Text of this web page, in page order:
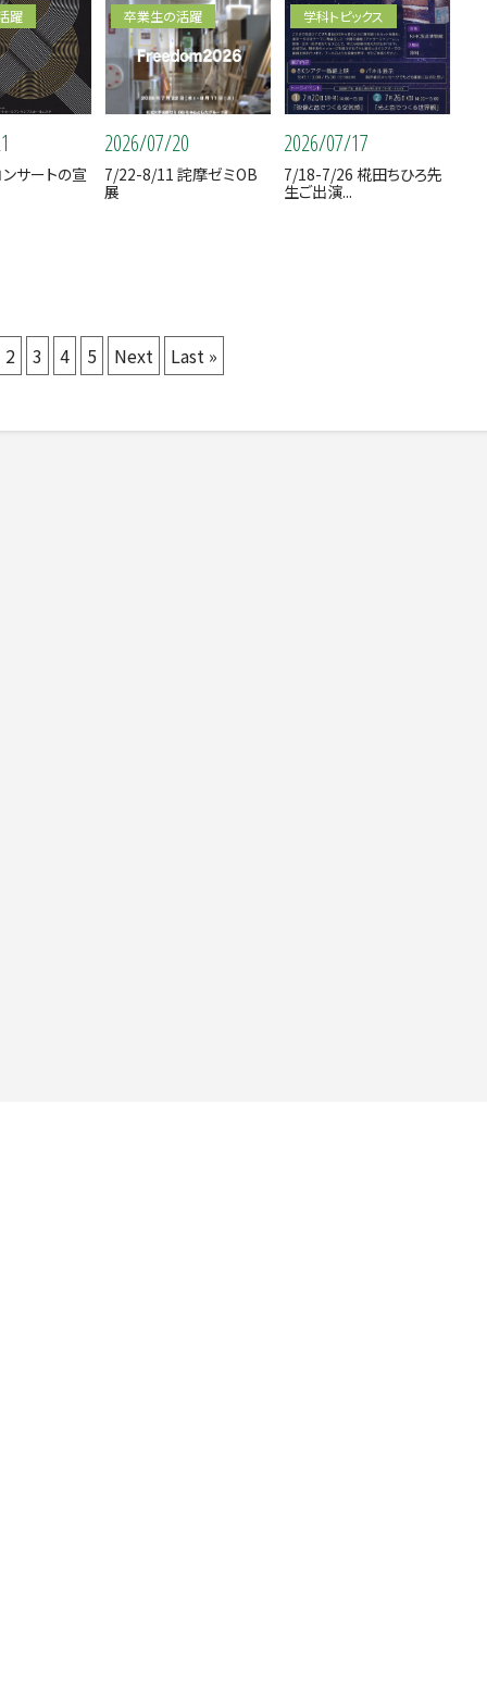
躍
サートの宣
卒業生の活躍
2026/07/20
7/22-8/11 詫摩ゼミOB
展
学科トピックス
2026/07/17
7/18-7/26 椛田ちひろ先
生ご出演...
2 3 4 5 Next Last »